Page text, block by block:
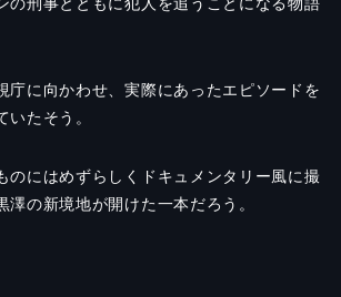
の刑事とともに犯人を追うことになる物語
庁に向かわせ、実際にあったエピソードを
いたそう。
のにはめずらしくドキュメンタリー風に撮
澤の新境地が開けた一本だろう。